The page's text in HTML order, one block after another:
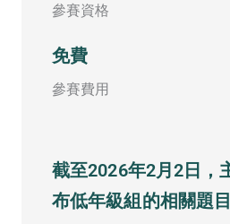
參賽資格
免費
參賽費用
截至2026年2月2日，
布低年級組的相關題